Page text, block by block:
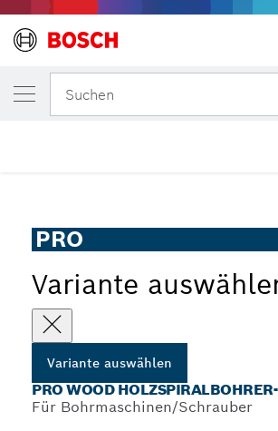
Suchen
PRO
Variante
Variante auswählen
PRO WOOD
Für Bohrmaschinen/Schrauber
DEINE AUSGEWÄHLTE VARIANTE
PRO Wood